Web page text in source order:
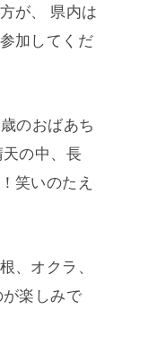
が、
県内は
加してくだ
のおばあち
天の中、長
笑いのたえ
、オクラ、
楽しみで